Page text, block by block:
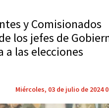
y Comisionados
los jefes de
las elecciones
Miércoles, 03 de julio de 2024